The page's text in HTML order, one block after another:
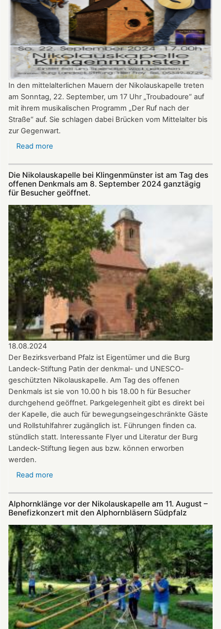
In den mittelalterlichen Mauern der Nikolauskapelle treten
am Sonntag, 22. September, um 17 Uhr „Troubadoure“ auf
mit ihrem musikalischen Programm „Der Ruf nach der
Straße“ auf. Sie schlagen dabei Brücken vom Mittelalter bis
zur Gegenwart.
Read more
September:
„Troubadoure“
in
der
Nikolauskapelle
Die Nikolauskapelle bei Klingenmünster ist am Tag des
offenen Denkmals am 8. September 2024 ganztägig
für Besucher geöffnet.
18.08.2024
Der Bezirksverband Pfalz ist Eigentümer und die Burg
Landeck-Stiftung Patin der denkmal- und UNESCO-
geschützten Nikolauskapelle. Am Tag des offenen
Denkmals ist sie von 10.00 h bis 18.00 h für Besucher
durchgehend geöffnet. Parkgelegenheit gibt es direkt bei
der Kapelle, die auch für bewegungseingeschränkte Gäste
und Rollstuhlfahrer zugänglich ist. Führungen finden ca.
stündlich statt. Interessante Flyer und Literatur der Burg
Landeck-Stiftung liegen aus bzw. können erworben
werden.
Read more
bei
Klingenmünster
ist
am
Tag
des
offenen
Denkmals
am
8.
September
Alphornklänge vor der Nikolauskapelle am 11. August –
Benefizkonzert mit den Alphornbläsern Südpfalz